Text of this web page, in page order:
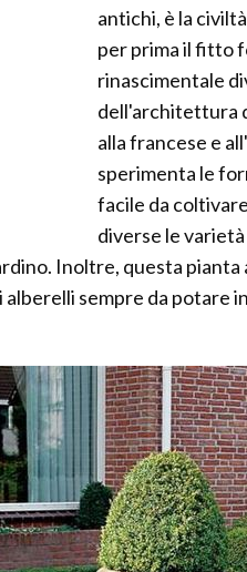
antichi, è la
per prima il fitto
rinascimentale
dell'architettura
alla francese e
sperimenta le
facile da
diverse le
Inoltre, questa
sempre da potare